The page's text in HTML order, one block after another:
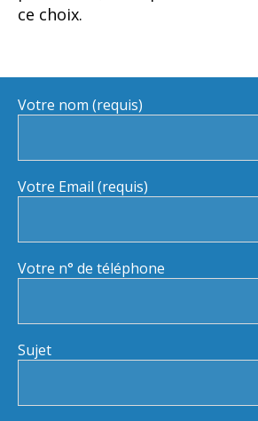
ce choix.
Votre nom (requis)
Votre Email (requis)
Votre n° de téléphone
Sujet